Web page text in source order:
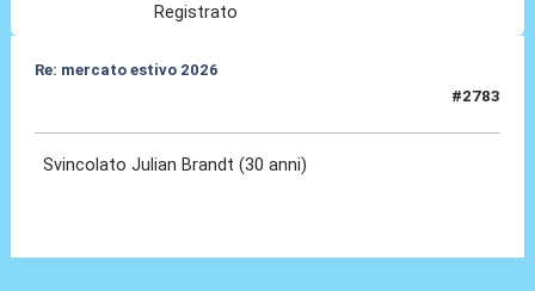
Registrato
Re: mercato estivo 2026
#2783
Svincolato Julian Brandt (30 anni)